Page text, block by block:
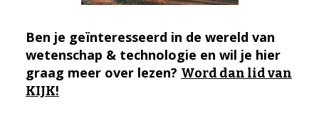
Ben je geïnteresseerd in de wereld van
wetenschap & technologie en wil je hier
graag meer over lezen? Word dan lid van
KIJK!